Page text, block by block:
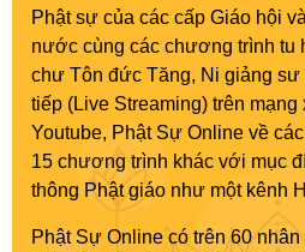
Phật sự của các cấp Giáo hội
nước cùng các chương trình tu
chư Tôn đức Tăng, Ni giảng
tiếp (Live Streaming) trên mạng
Youtube, Phật Sự Online về
15 chương trình khác với mục
thông Phật giáo như một kênh
Phật Sự Online có trên 60